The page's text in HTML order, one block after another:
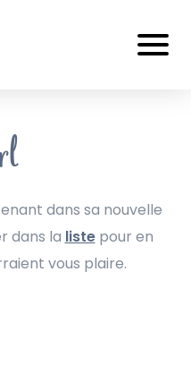
dans sa nouvelle
dans la listepour en
vous plaire.